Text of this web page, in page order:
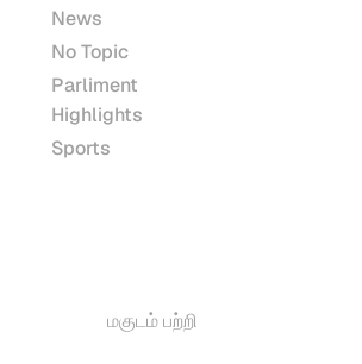
News
No Topic
Parliment
Highlights
Sports
மகுடம் பற்றி